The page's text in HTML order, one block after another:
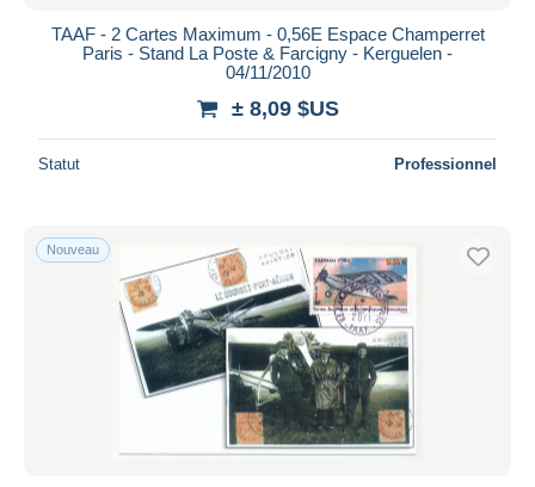
TAAF - 2 Cartes Maximum - 0,56E Espace Champerret
Paris - Stand La Poste & Farcigny - Kerguelen -
04/11/2010
± 8,09 $US
Statut Professionnel
Nouveau